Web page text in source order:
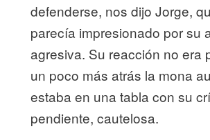
defenderse, nos dijo Jorge,
parecía impresionado por su
agresiva. Su reacción no era
un poco más atrás la mona
estaba en una tabla con su
pendiente, cautelosa.